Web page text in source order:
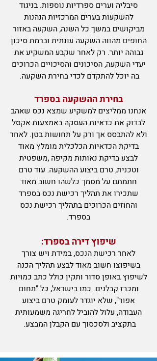
סיבליה וערים ספרדיות נוספות. בניגוד
להשקעות בערים המרכזיות הנהנות
מביקושים במשך כל השנה, השקעה באזור
החופים מהווה השקעה עונתית וברמת סיכון
גבוהה יותר. רק לאחר שקבע המשקיע את
יעדי השקעה, הסיכונים והסיכויים הכרוכים
בה יוכל להתקדם לכדי בחירת השקעה.
בחירת ההשקעה בספרד
אנחנו ממליצים למשקיע שמצא נכס שאהב
לבדוק את כדאיות העסקה באמצעות אקסל
ולא להתבסס אך ורק על תחושות בטן. לאחר
בדיקת הכדאיות הכלכלית מומלץ מאוד
לבצע בדיקת נאותות מקיפה ,משפטית
וטכנית, טרם ביצוע ההשקעה. עוד טרם
חתמתם על מסמך כלשהו חשוב מאוד
שתכירו את תהליך רכישת נכס בספרד
והחוזים הכרוכים בתהליך רכישת נכס
בספרד.
שיפוץ דירה בספרד:
לאחר רכישת הנכס, במידת ויש צורך
בשיפוצו חשוב מאוד לבצע תהליך הכנה
לשיפוץ באופן סדור ותקין כולל כתב כמויות
ומכרז קבלנים. כמו בישראל, כל "תחום
אפור", שלא יוגדר לעומק טרם ביצוע
העבודה, עלול להוביל לחריגה משמעותית
בתקציב ולסכסוך עם הקבלן המבצע.